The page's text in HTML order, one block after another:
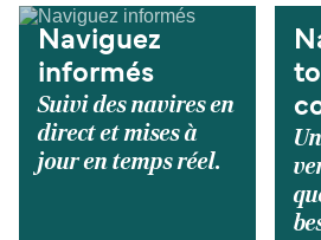
Naviguez
informés
Suivi des navires en
direct et mises à
jour en temps réel.